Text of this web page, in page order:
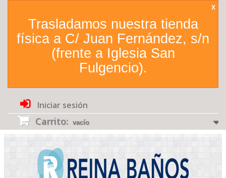
Trasladamos nuestra tienda
física a C/ Juan Fernández, s/n
(frente a Iglesia San
Fulgencio).
X
Iniciar sesión
Carrito: vacío